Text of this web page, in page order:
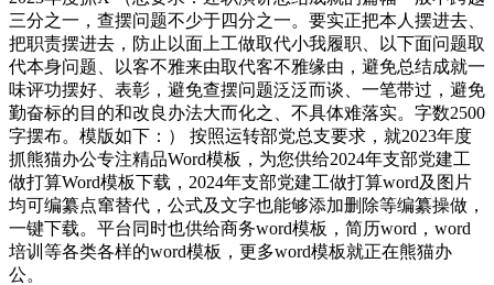
三分之一，查摆问题不少于四分之一。要实正把本人摆进去、
把职责摆进去，防止以面上工做取代小我履职、以下面问题取
代本身问题、以客不雅来由取代客不雅缘由，避免总结成就一
味评功摆好、表彰，避免查摆问题泛泛而谈、一笔带过，避免
勤奋标的目的和改良办法大而化之、不具体难落实。字数2500
字摆布。模版如下：） 按照运转部党总支要求，就2023年度
抓熊猫办公专注精品Word模板，为您供给2024年支部党建工
做打算Word模板下载，2024年支部党建工做打算word及图片
均可编纂点窜替代，公式及文字也能够添加删除等编纂操做，
一键下载。平台同时也供给商务word模板，简历word，word
培训等各类各样的word模板，更多word模板就正在熊猫办
公。